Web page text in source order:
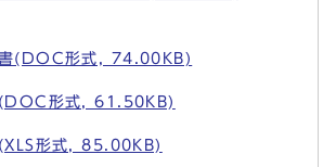
(DOC形式, 74.00KB)
(DOC形式, 61.50KB)
形式, 85.00KB)